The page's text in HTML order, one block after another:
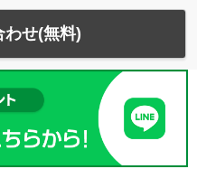
わせ(無料)